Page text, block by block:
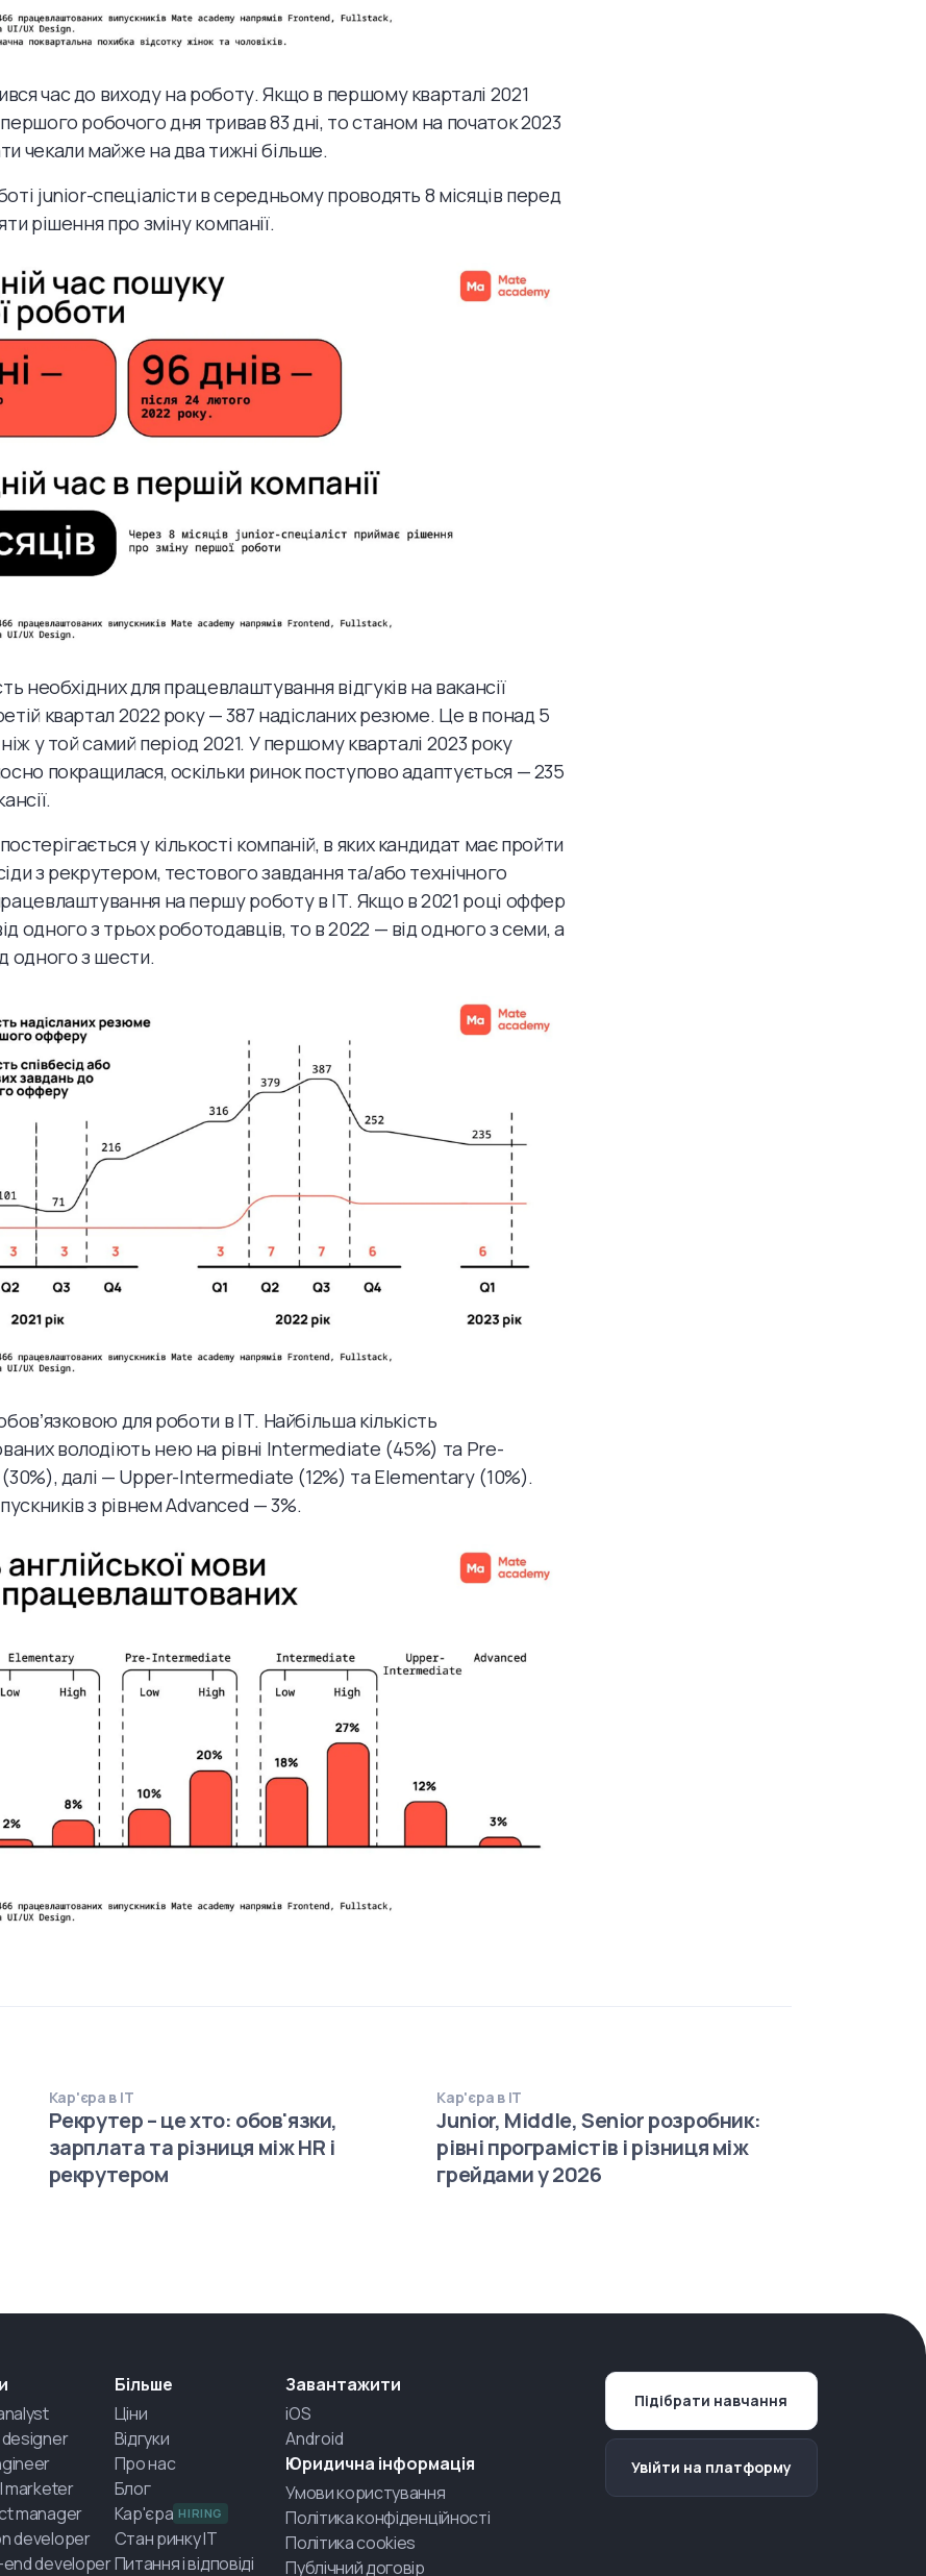
час до виходу на роботу. Якщо в першому кварталі 2021
робочого дня тривав 83 дні, то станом на початок 2023
чекали майже на два тижні більше.
junior-спеціалісти в середньому проводять 8 місяців перед
рішення про зміну компанії.
необхідних для працевлаштування відгуків на вакансії
квартал 2022 року — 387 надісланих резюме. Це в понад 5
у той самий період 2021. У першому кварталі 2023 року
покращилася, оскільки ринок поступово адаптується — 235
у кількості компаній, в яких кандидат має пройти
з рекрутером, тестового завдання та/або технічного
на першу роботу в ІТ. Якщо в 2021 році оффер
одного з трьох роботодавців, то в 2022 — від одного з семи, а
одного з шести.
для роботи в ІТ. Найбільша кількість
володіють нею на рівні Intermediate (45%) та Pre-
далі — Upper-Intermediate (12%) та Elementary (10%).
з рівнем Advanced — 3%.
Кар'єра в IT
Рекрутер – це хто: обов'язки,
зарплата та різниця між HR і
рекрутером
Кар'єра в IT
Junior, Middle, Senior розробник:
рівні програмістів і різниця між
грейдами у 2026
designer
marketer
manager
developer
developer
Більше
Ціни
Відгуки
Про нас
Блог
Кар'єра HIRING
Стан ринку IT
Питання і відповіді
Завантажити
iOS
Android
Юридична інформація
Умови користування
Політика конфіденційності
Політика cookies
Публічний договір
Підібрати навчання
Увійти на платформу